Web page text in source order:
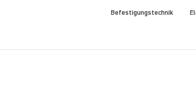
Befestigungstechnik